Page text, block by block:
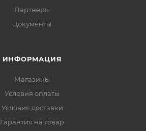
Партнеры
Документы
ИНФОРМАЦИЯ
Магазины
Условия оплаты
Условия доставки
Гарантия на товар